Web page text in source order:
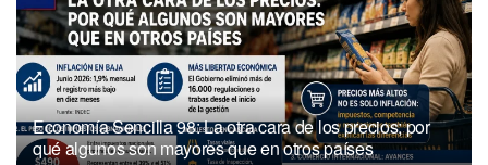
Economía Sencilla 98: La otra cara de los precios; por
qué algunos son mayores que en otros países